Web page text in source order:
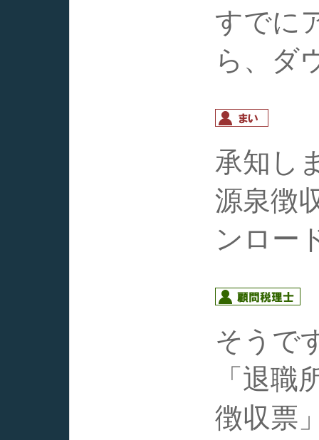
すでに
ら、ダ
承知し
源泉徴
ンロー
そうで
「退職
徴収票